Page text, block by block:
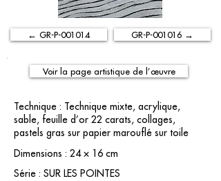
← GR-P-001014 GR-P-001016 →
Voir la page artistique de l’œuvre
Technique : Technique mixte, acrylique,
sable, feuille d’or 22 carats, collages,
pastels gras sur papier marouflé sur toile
Dimensions : 24 × 16 cm
Série : SUR LES POINTES